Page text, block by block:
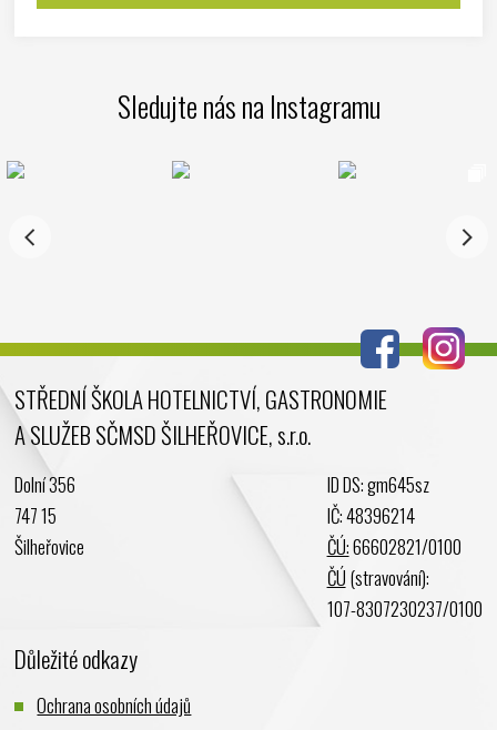
Sledujte nás na Instagramu
STŘEDNÍ ŠKOLA HOTELNICTVÍ, GASTRONOMIE
A SLUŽEB SČMSD ŠILHEŘOVICE, s.r.o.
Dolní 356
747 15
Šilheřovice
ID DS: gm645sz
IČ: 48396214
ČÚ:66602821/0100
ČÚ (stravování):
107-8307230237/0100
Důležité odkazy
Ochrana osobních údajů